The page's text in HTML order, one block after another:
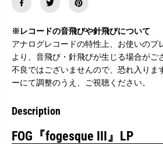
g
s
q
u
e
I
I
L
g
s
q
u
e
I
※レコードの音飛びや針飛びについて
アナログレコードの特性上、お使いのプ
より、音飛び・針飛びが生じる場合がご
不良ではございませんので、恐れ入りま
ーにて調整のうえ、ご視聴ください。
Description
FOG『fogesque III』LP